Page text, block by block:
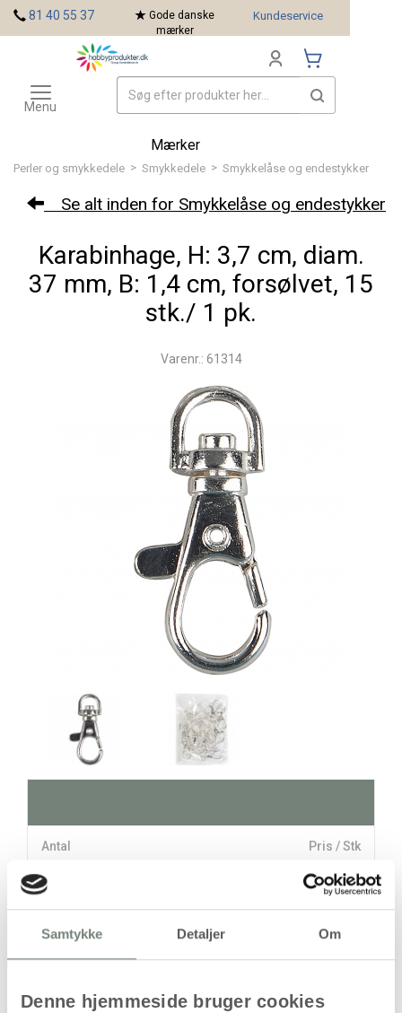
Samtykke Detaljer Om
Denne hjemmeside bruger cookies
Perler og smykkedele > Smykkedele > Smykkelåse og endestykker
Se alt inden for Smykkelåse og endestykker
Karabinhage, H: 3,7 cm, diam.
37 mm, B: 1,4 cm, forsølvet, 15
stk./ 1 pk.
Varenr.: 61314
Antal Pris / Stk
1 stk 149,94 kr.
(119,95kr.ekskl. moms)
81 40 55 37
Gode danske
mærker
Kundeservice
Toggle
navigation
Menu
Mærker